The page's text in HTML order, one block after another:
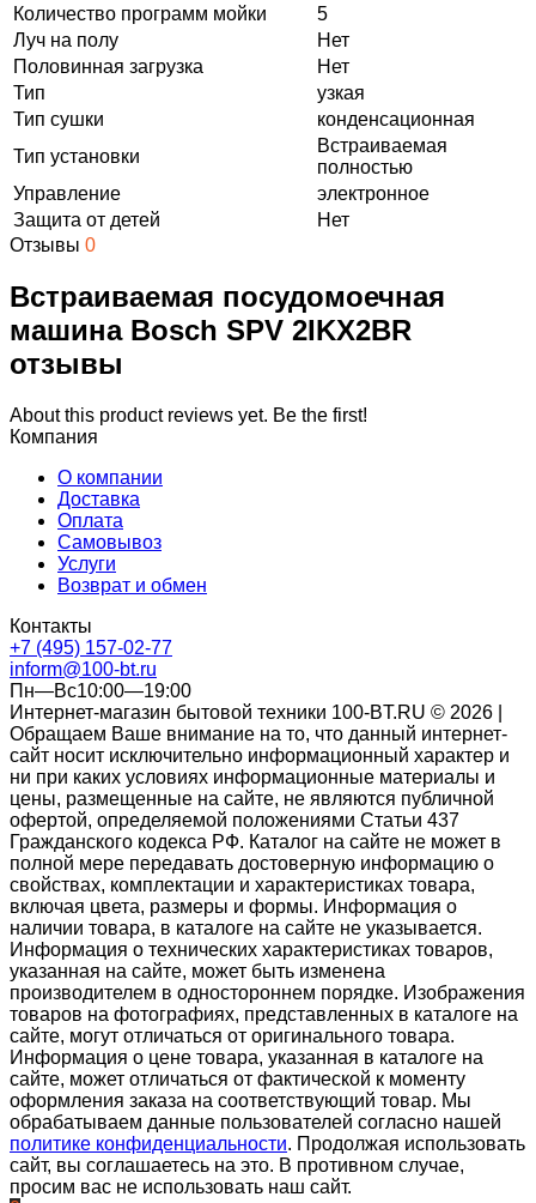
Количество программ мойки
5
Луч на полу
Нет
Половинная загрузка
Нет
Тип
узкая
Тип сушки
конденсационная
Тип установки
Встраиваемая
полностью
Управление
электронное
Защита от детей
Нет
Отзывы 0
Встраиваемая посудомоечная
машина Bosch SPV 2IKX2BR
отзывы
About this product reviews yet. Be the first!
Компания
О компании
Доставка
Оплата
Самовывоз
Услуги
Возврат и обмен
Контакты
+7 (495) 157-02-77
inform@100-bt.ru
Пн—Вс10:00—19:00
Интернет-магазин бытовой техники 100-BT.RU © 2026 |
Обращаем Ваше внимание на то, что данный интернет-
сайт носит исключительно информационный характер и
ни при каких условиях информационные материалы и
цены, размещенные на сайте, не являются публичной
офертой, определяемой положениями Статьи 437
Гражданского кодекса РФ. Каталог на сайте не может в
полной мере передавать достоверную информацию о
свойствах, комплектации и характеристиках товара,
включая цвета, размеры и формы. Информация о
наличии товара, в каталоге на сайте не указывается.
Информация о технических характеристиках товаров,
указанная на сайте, может быть изменена
производителем в одностороннем порядке. Изображения
товаров на фотографиях, представленных в каталоге на
сайте, могут отличаться от оригинального товара.
Информация о цене товара, указанная в каталоге на
сайте, может отличаться от фактической к моменту
оформления заказа на соответствующий товар. Мы
обрабатываем данные пользователей согласно нашей
политике конфиденциальности. Продолжая использовать
сайт, вы соглашаетесь на это. В противном случае,
просим вас не использовать наш сайт.